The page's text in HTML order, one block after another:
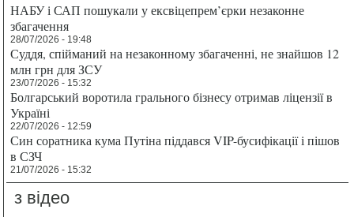
НАБУ і САП пошукали у ексвіцепрем’єрки незаконне
збагачення
28/07/2026 - 19:48
Суддя, спійманий на незаконному збагаченні, не знайшов 12
млн грн для ЗСУ
23/07/2026 - 15:32
Болгарський воротила грального бізнесу отримав ліцензії в
Україні
22/07/2026 - 12:59
Син соратника кума Путіна піддався VIP-бусифікації і пішов
в СЗЧ
21/07/2026 - 15:32
з відео